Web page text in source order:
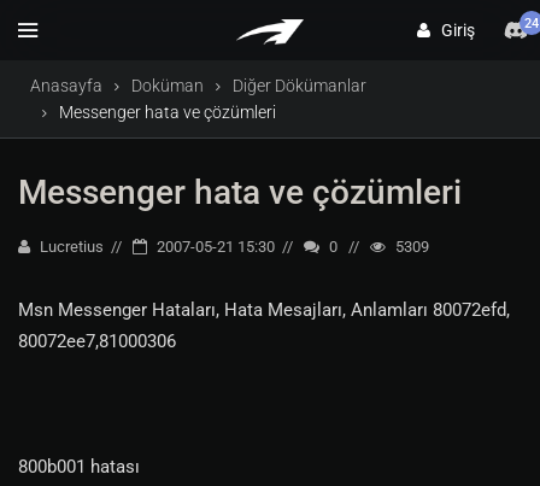
Giriş 24
Anasayfa Doküman
Diğer Dökümanlar
Messenger hata ve çözümleri
Messenger hata ve çözümleri
Lucretius 2007-05-21 15:30 0 5309
Msn Messenger Hataları, Hata Mesajları, Anlamları 80072efd,
80072ee7,81000306
800b001 hatası